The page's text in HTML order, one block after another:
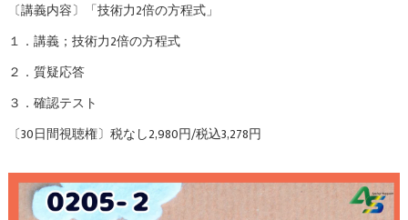
〔講義内容〕「技術力2倍の方程式」
１．講義；技術力2倍の方程式
２．質疑応答
３．確認テスト
〔30日間視聴権〕税なし2,980円/税込3,278円